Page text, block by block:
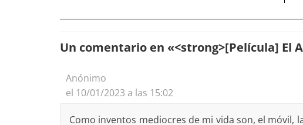
Un comentario en «<strong>[Película] El
Anónimo
el 10/01/2023 a las 15:02
Como inventos mediocres de mi vida son, el móvil,